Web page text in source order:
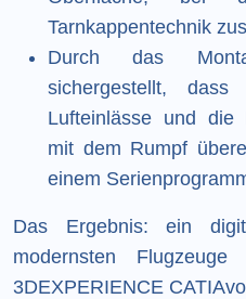
Tarnkappentechnik
Durch das
sichergestellt,
Lufteinlässe und die
mit dem Rumpf
einem
Das Ergebnis: ein
modernsten
3DEXPERIENCE